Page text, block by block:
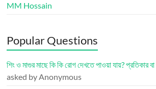
MM Hossain
Popular Questions
শিং ও মাগুর মাছে কি কি রোগ দেখতে পাওয়া যায়? প্রতিকার
asked by Anonymous